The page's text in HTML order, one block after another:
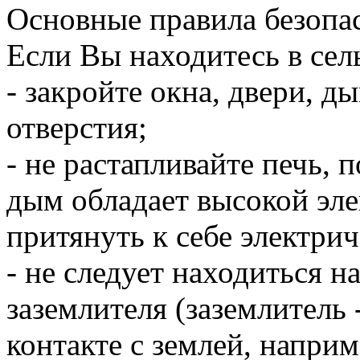
Основные правила
Если Вы находитесь в
- закройте окна, двери,
отверстия;
- не растапливайте печь,
дым обладает высокой
притянуть к себе
- не следует находиться
заземлителя
контакте с землей,